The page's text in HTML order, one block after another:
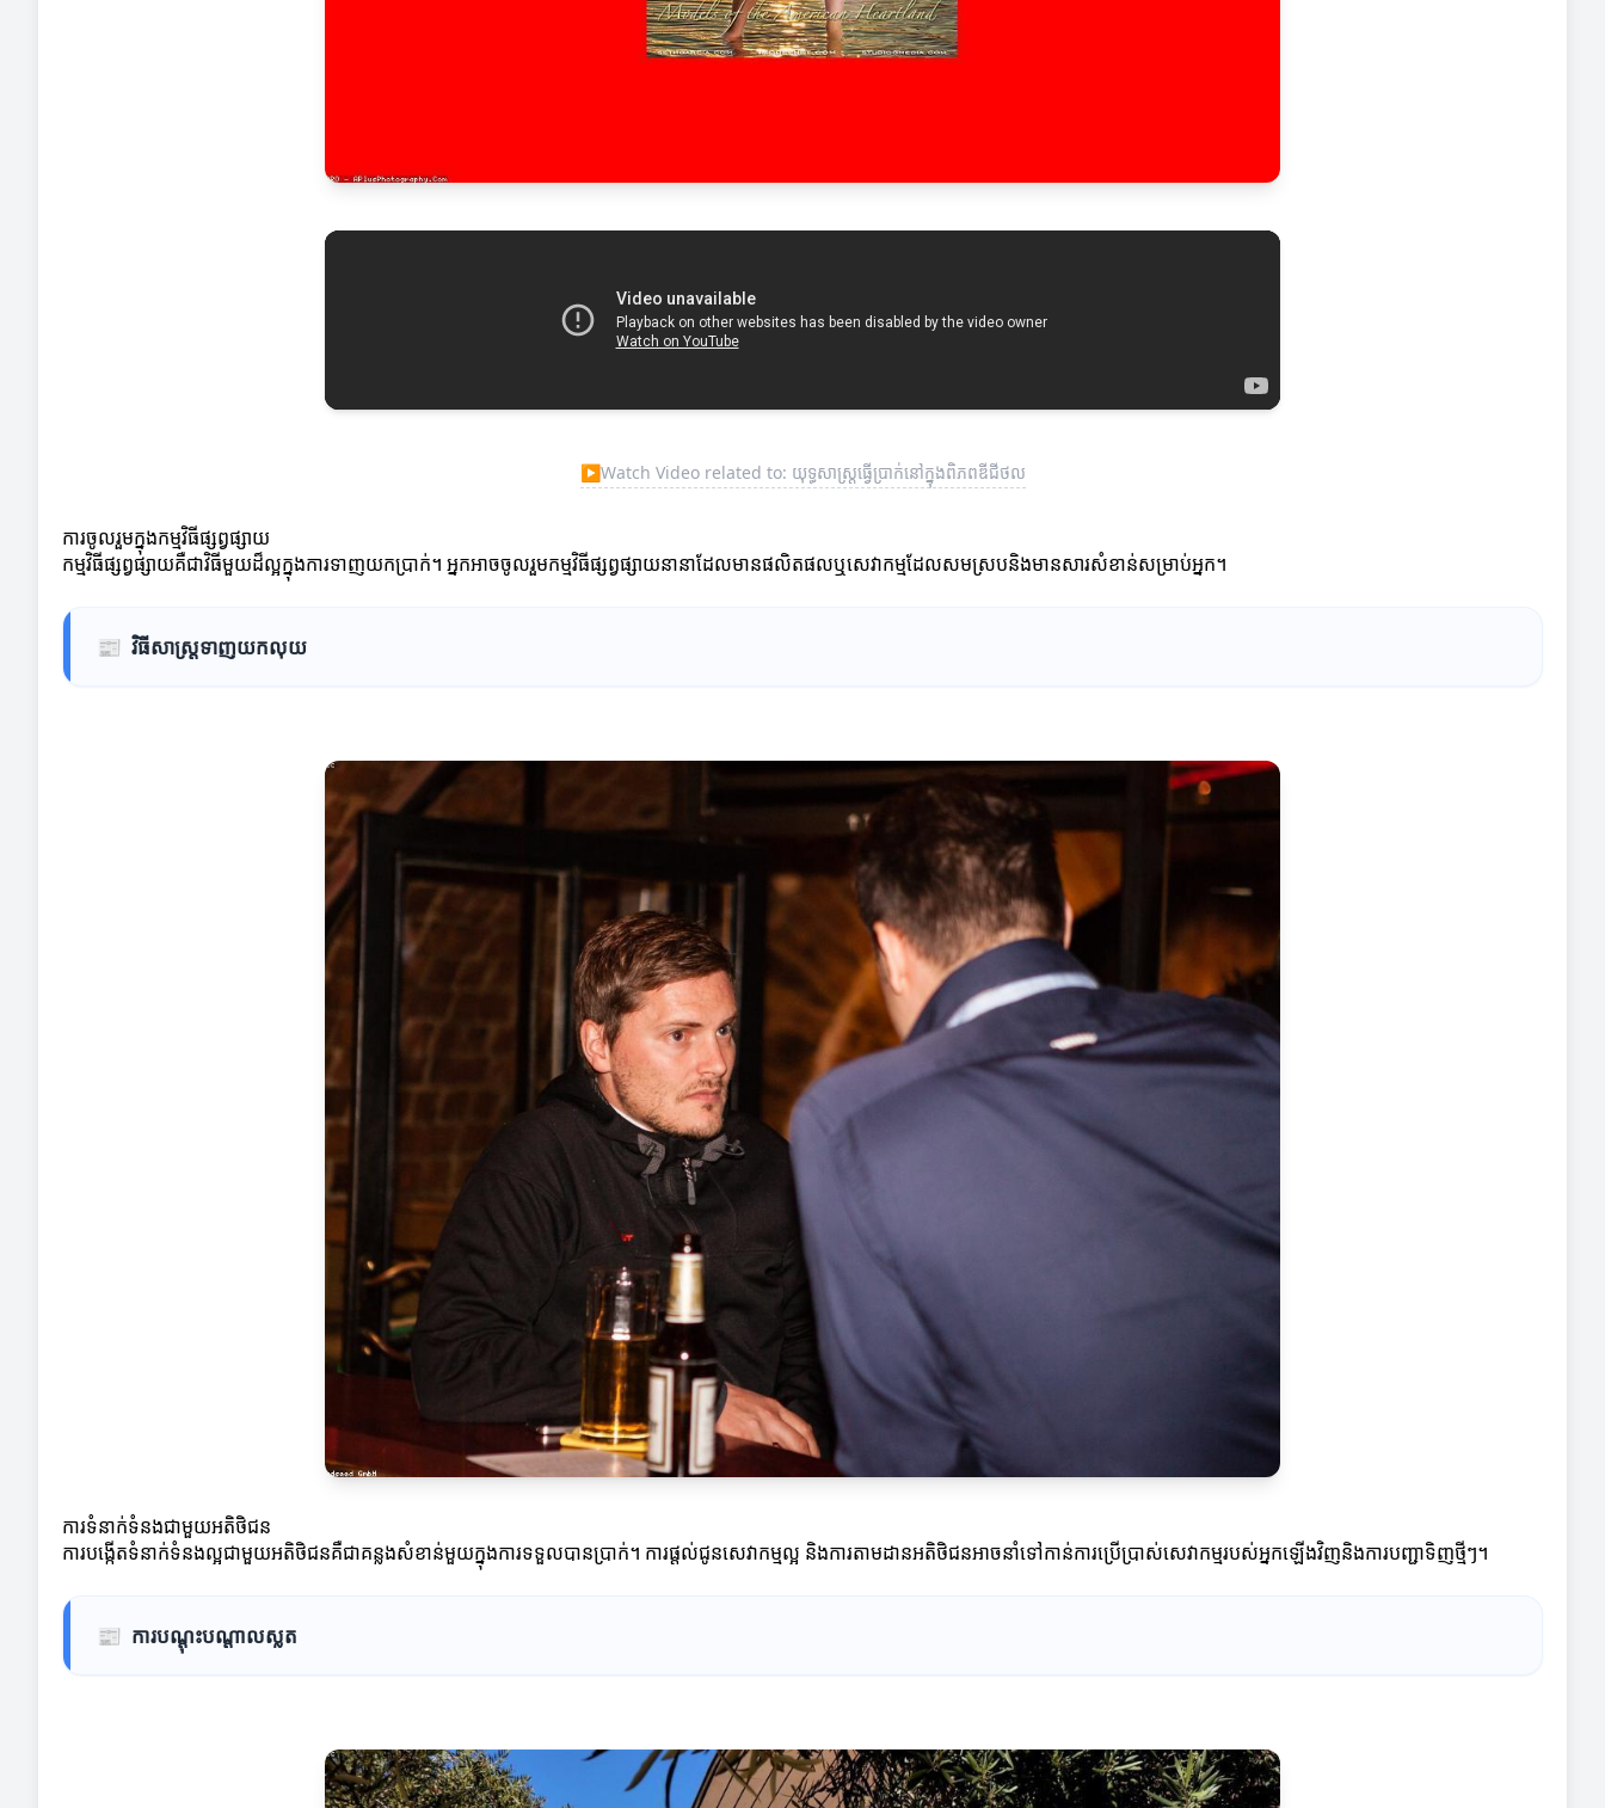
▶Watch Video related to: យុទ្ធសាស្ត្រធ្វើប្រាក់នៅក្នុងពិភពឌីជីថល
ការចូលរួមក្នុងកម្មវិធីផ្សព្វផ្សាយ
កម្មវិធីផ្សព្វផ្សាយគឺជាវិធីមួយដ៏ល្អក្នុងការទាញយកប្រាក់។ អ្នកអាចចូលរួមកម្មវិធីផ្សព្វផ្សាយនានាដែលមានផលិតផលឬសេវាកម្មដែលសមស្របនិងមានសារសំខាន់សម្រាប់អ្នក។
📰 វិធីសាស្ត្រទាញយកលុយ
ការទំនាក់ទំនងជាមួយអតិថិជន
ការបង្កើតទំនាក់ទំនងល្អជាមួយអតិថិជនគឺជាគន្លងសំខាន់មួយក្នុងការទទួលបានប្រាក់។ ការផ្តល់ជូនសេវាកម្មល្អ និងការតាមដានអតិថិជនអាចនាំទៅកាន់ការប្រើប្រាស់សេវាកម្មរបស់អ្នកឡើងវិញនិងការបញ្ជាទិញថ្មីៗ។
📰 ការបណ្តុះបណ្តាលស្លត